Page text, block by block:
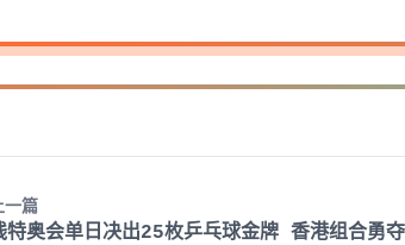
一篇
特奥会单日决出25枚乒乓球金牌 香港组合勇